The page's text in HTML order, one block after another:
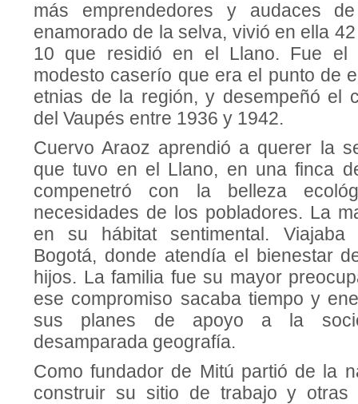
más emprendedores y audaces
enamorado de la selva, vivió en ella
10 que residió en el Llano. Fue el
modesto caserío que era el punto de
etnias de la región, y desempeñó el
del Vaupés entre 1936 y 1942.
Cuervo Araoz aprendió a querer la
que tuvo en el Llano, en una finca
compenetró con la belleza
necesidades de los pobladores. La
en su hábitat sentimental.
Bogotá, donde atendía el bienestar
hijos. La familia fue su mayor
ese compromiso sacaba tiempo y
sus planes de apoyo a la
desamparada geografía.
Como fundador de Mitú partió de la
construir su sitio de trabajo y otras